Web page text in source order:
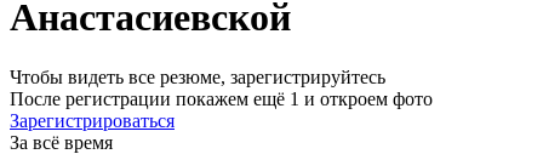
Анастасиевской
Чтобы видеть все резюме, зарегистрируйтесь
После регистрации покажем ещё 1 и откроем фото
Зарегистрироваться
За всё время